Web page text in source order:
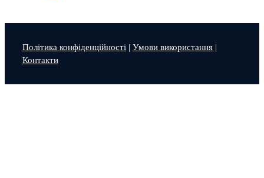
Політика конфіденційності | Умови використання |
Контакти